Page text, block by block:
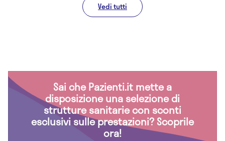
Vedi tutti
Sai che Pazienti.it mette a
disposizione una selezione di
strutture sanitarie con sconti
esclusivi sulle prestazioni? Scoprile
ora!